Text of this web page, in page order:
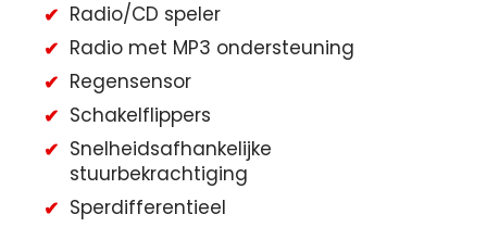
Radio/CD speler
Radio met MP3 ondersteuning
Regensensor
Schakelflippers
Snelheidsafhankelijke
stuurbekrachtiging
Sperdifferentieel